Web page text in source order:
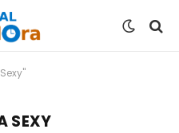
SEXY